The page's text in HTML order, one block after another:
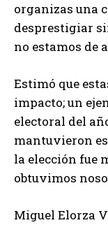
organizas una
desprestigiar
no estamos de
Estimó que
impacto; un
electoral del
mantuvieron
la elección fue
obtuvimos
Miguel Elorza